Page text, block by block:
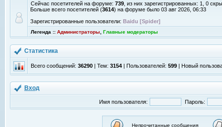
Сейчас посетителей на форуме: 739 , из них зарегистрированных: 1, 0
Больше всего посетителей (3614) на форуме было 03 авг 2026, 06:33
Зарегистрированные пользователи: Baidu [Spider]
Легенда :: Администраторы Главные модераторы
Статистика
Всего сообщений: 36290 | Тем: 3154 | Пользователей: 599 | Новый
Вход
Имя пользователя: Пароль:
Непрочитанные сообщения